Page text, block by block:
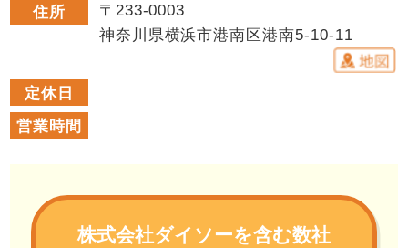
住所
〒233-0003
神奈川県横浜市港南区港南5-10-11
定休日
営業時間
株式会社ダイソーを含む数社